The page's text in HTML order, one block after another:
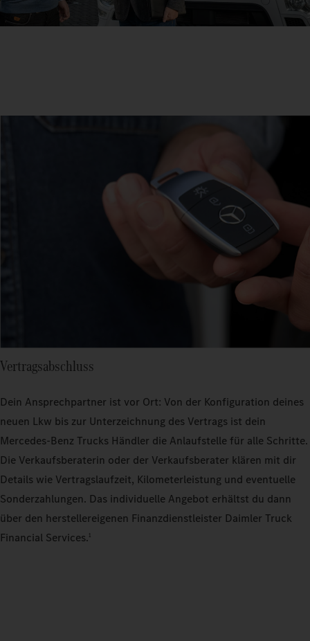
Vertragsabschluss
Dein Ansprechpartner ist vor Ort: Von der Konfiguration deines
neuen Lkw bis zur Unterzeichnung des Vertrags ist dein
Mercedes‑Benz Trucks Händler die Anlaufstelle für alle Schritte.
Die Verkaufsberaterin oder der Verkaufsberater klären mit dir
Details wie Vertragslaufzeit, Kilometerleistung und eventuelle
Sonderzahlungen. Das individuelle Angebot erhältst du dann
über den herstellereigenen Finanzdienstleister Daimler Truck
Financial Services.1